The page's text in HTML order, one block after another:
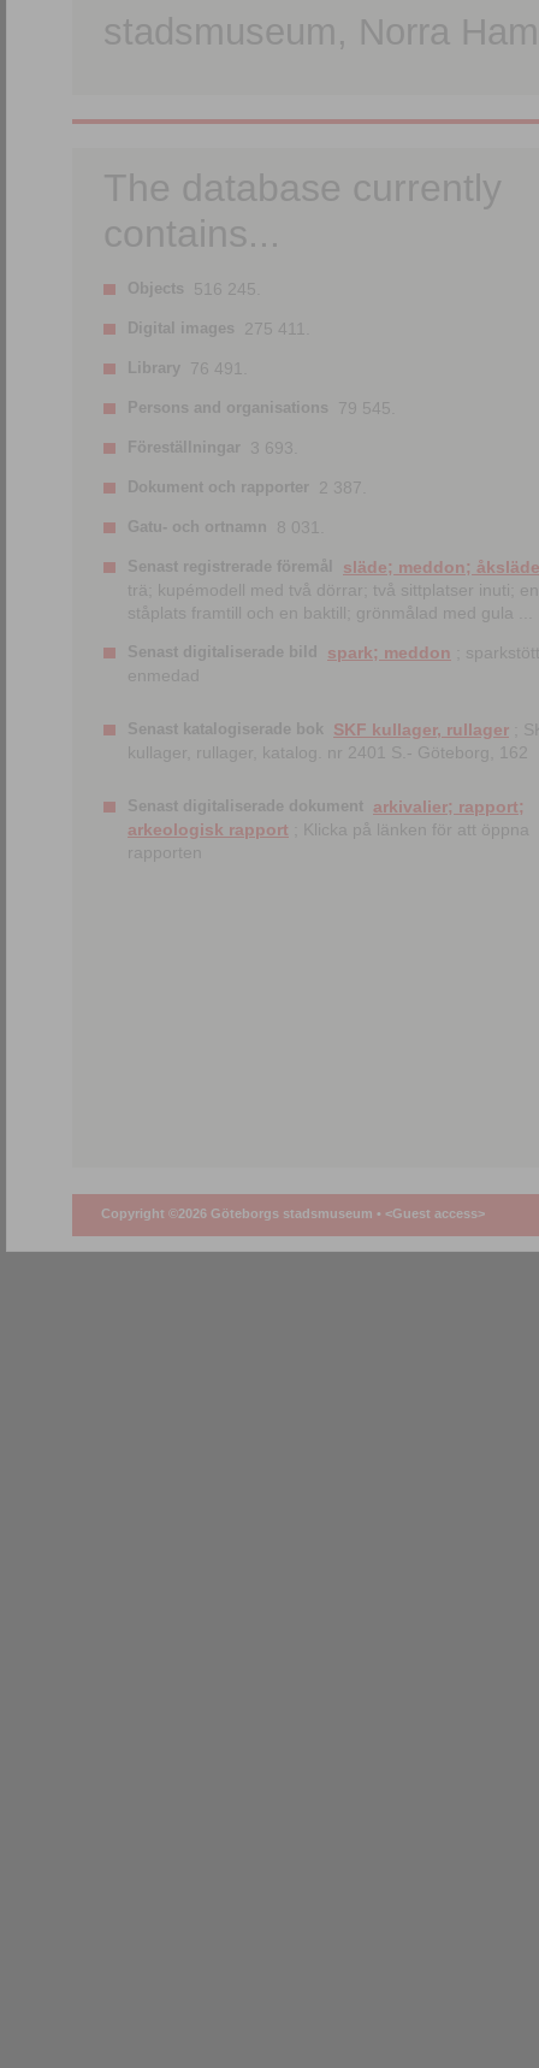
stadsmuseum, Norra
The database currently
contains...
Objects 516 245.
Digital images 275 411.
Library 76 491.
Persons and organisations 79 545.
Föreställningar 3 693.
Dokument och rapporter 2 387.
Gatu- och ortnamn 8 031.
Senast registrerade föremål
släde; meddon; åksläde
trä; kupémodell med två dörrar; två sittplatser inuti; en
ståplats framtill och en baktill; grönmålad med gula ...
Senast digitaliserade bild spark; meddon ;
enmedad
Senast katalogiserade bok SKF kullager, rullager ;
kullager, rullager, katalog. nr 2401 S.- Göteborg, 162
Senast digitaliserade dokument arkivalier; rapport;
arkeologisk rapport ; Klicka på länken för att öppna
rapporten
Copyright ©2026 Göteborgs stadsmuseum • <Guest access>